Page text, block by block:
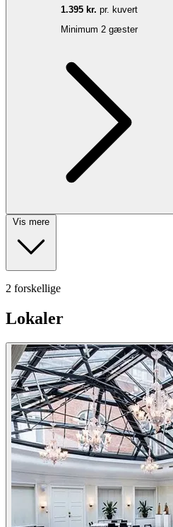
1.395 kr. pr. kuvert
Minimum 2 gæster
2 forskellige
Lokaler